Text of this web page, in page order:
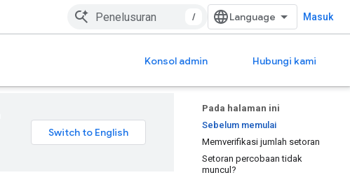
/ Masuk
Konsol admin Hubungi kami
Pada halaman ini
Sebelum memulai
Memverifikasi jumlah setoran
Setoran percobaan tidak
muncul?